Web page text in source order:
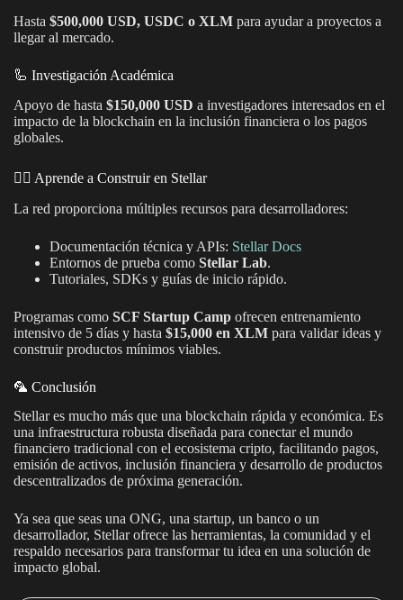
Hasta $500,000 USD, USDC o XLM para ayudar a proyectos a
llegar al mercado.
🦾 Investigación Académica
Apoyo de hasta $150,000 USD a investigadores interesados en el
impacto de la blockchain en la inclusión financiera o los pagos
globales.
👷‍♀️ Aprende a Construir en Stellar
La red proporciona múltiples recursos para desarrolladores:
Documentación técnica y APIs: Stellar Docs
Entornos de prueba como Stellar Lab.
Tutoriales, SDKs y guías de inicio rápido.
Programas como SCF Startup Camp ofrecen entrenamiento
intensivo de 5 días y hasta $15,000 en XLM para validar ideas y
construir productos mínimos viables.
🦜 Conclusión
Stellar es mucho más que una blockchain rápida y económica. Es
una infraestructura robusta diseñada para conectar el mundo
financiero tradicional con el ecosistema cripto, facilitando pagos,
emisión de activos, inclusión financiera y desarrollo de productos
descentralizados de próxima generación.
Ya sea que seas una ONG, una startup, un banco o un
desarrollador, Stellar ofrece las herramientas, la comunidad y el
respaldo necesarios para transformar tu idea en una solución de
impacto global.